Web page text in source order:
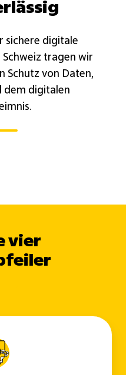
sichere digitale
tragen wir
Schutz von Daten,
dem digitalen
vier